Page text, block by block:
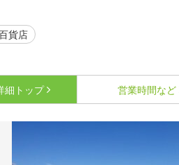
貨店
細 トップ 営業時間など